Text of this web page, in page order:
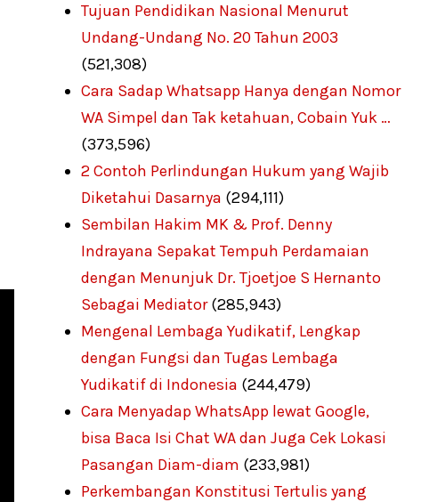
Tujuan Pendidikan Nasional Menurut
Undang-Undang No. 20 Tahun 2003
(521,308)
Cara Sadap Whatsapp Hanya dengan Nomor
WA Simpel dan Tak ketahuan, Cobain Yuk …
(373,596)
2 Contoh Perlindungan Hukum yang Wajib
Diketahui Dasarnya (294,111)
Sembilan Hakim MK & Prof. Denny
Indrayana Sepakat Tempuh Perdamaian
dengan Menunjuk Dr. Tjoetjoe S Hernanto
Sebagai Mediator (285,943)
Mengenal Lembaga Yudikatif, Lengkap
dengan Fungsi dan Tugas Lembaga
Yudikatif di Indonesia (244,479)
Cara Menyadap WhatsApp lewat Google,
bisa Baca Isi Chat WA dan Juga Cek Lokasi
Pasangan Diam-diam (233,981)
Perkembangan Konstitusi Tertulis yang